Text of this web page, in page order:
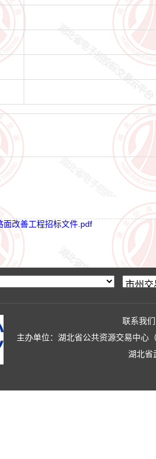
面改善工程招标文件.pdf
联系我们
主办单位：湖北省公共资源交易中心
湖北省